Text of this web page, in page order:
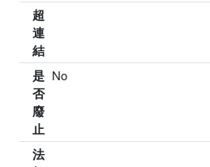
超
連
結
是
否
廢
止
No
法